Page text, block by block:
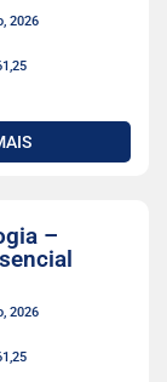
2026
–
2026